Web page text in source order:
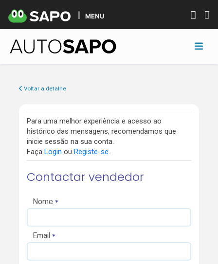
MENU
Voltar a detalhe
Para uma melhor experiência e acesso ao
histórico das mensagens, recomendamos que
inicie sessão na sua conta.
Faça Login ou Registe-se.
Contactar vendedor
Nome
Email